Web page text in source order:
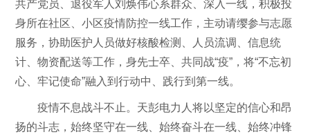
共产党员、退役军人刘焕伟心系群众、深入一线，积极投
身所在社区、小区疫情防控一线工作，主动请缨参与志愿
服务，协助医护人员做好核酸检测、人员流调、信息统
计、物资配送等工作，身先士卒、共同战“疫”，将“不忘初
心、牢记使命”融入到行动中、践行到第一线。
疫情不息战斗不止。天彭电力人将以坚定的信心和昂
扬的斗志，始终坚守在一线、始终奋斗在一线、始终冲锋